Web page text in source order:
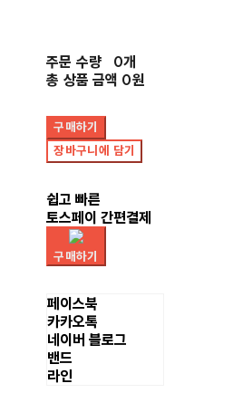
주문 수량
0개
총 상품 금액 0원
구매하기
장바구니에 담기
쉽고 빠른
토스페이 간편결제
구매하기
페이스북
카카오톡
네이버 블로그
밴드
라인